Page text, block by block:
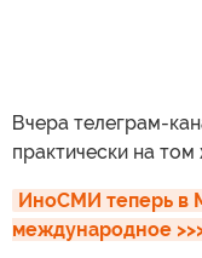
Вчера телеграм-
практически на
ИноСМИ теперь в
международное